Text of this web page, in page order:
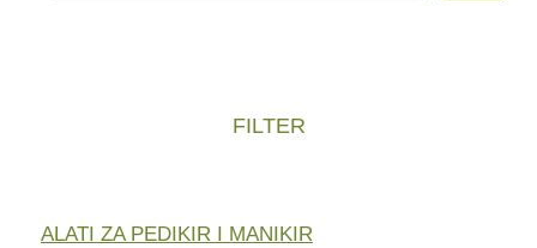
FILTER
ALATI ZA PEDIKIR I MANIKIR